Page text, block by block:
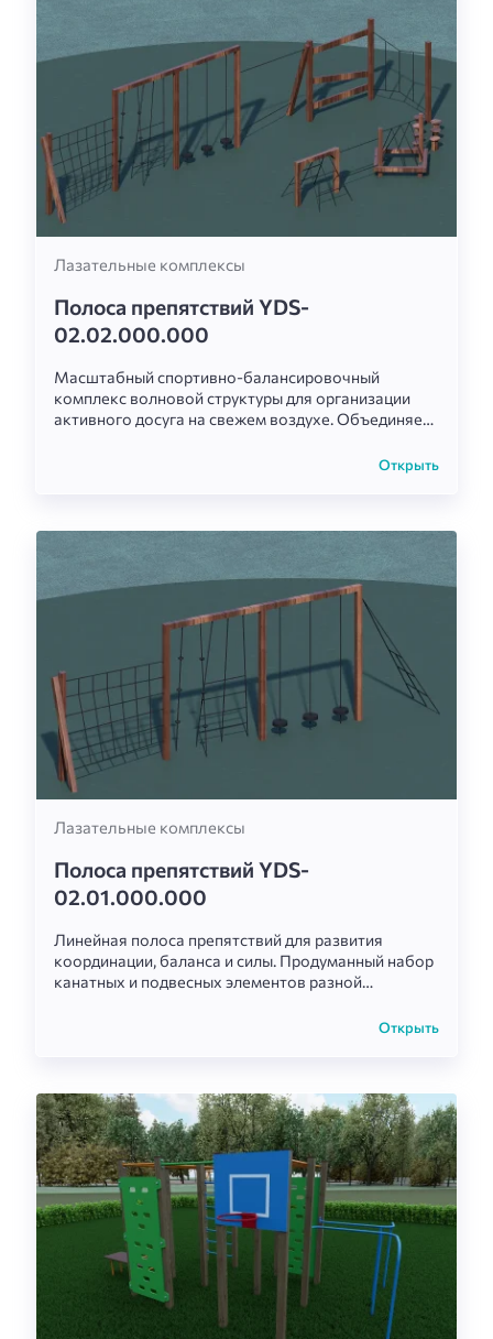
Лазательные комплексы
Полоса препятствий YDS-
02.02.000.000
Масштабный спортивно-балансировочный
комплекс волновой структуры для организации
активного досуга на свежем воздухе. Объединяет
тренажеров в единый непрерывный маршрут,Открыть
Лазательные комплексы
Полоса препятствий YDS-
02.01.000.000
Линейная полоса препятствий для развития
координации, баланса и силы. Продуманный набор
канатных и подвесных элементов разной
Открыть